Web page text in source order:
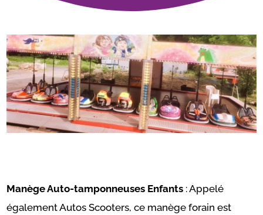
Manège Auto-tamponneuses Enfants : Appelé
également Autos Scooters, ce manège forain est